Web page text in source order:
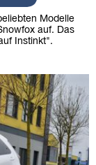
Modelle
auf. Das
Instinkt".